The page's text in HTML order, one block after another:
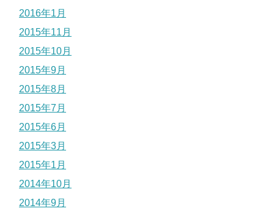
2016年1月
2015年11月
2015年10月
2015年9月
2015年8月
2015年7月
2015年6月
2015年3月
2015年1月
2014年10月
2014年9月